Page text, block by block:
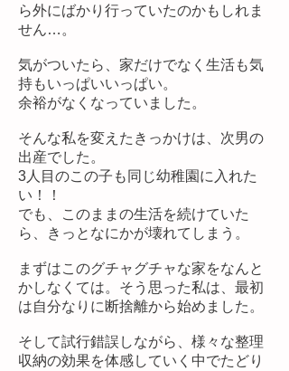
ら外にばかり行っていたのかもしれま
せん…。
気がついたら、家だけでなく生活も気
持もいっぱいいっぱい。
余裕がなくなっていました。
そんな私を変えたきっかけは、次男の
出産でした。
3人目のこの子も同じ幼稚園に入れた
い！！
でも、このままの生活を続けていた
ら、きっとなにかが壊れてしまう。
まずはこのグチャグチャな家をなんと
かしなくては。そう思った私は、最初
は自分なりに断捨離から始めました。
そして試行錯誤しながら、様々な整理
収納の効果を体感していく中でたどり